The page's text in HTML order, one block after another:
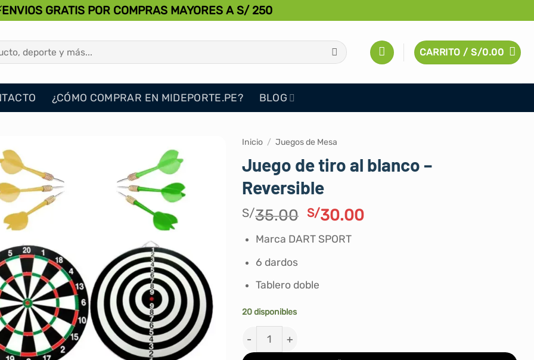
GRATIS POR COMPRAS MAYORES A S/ 250
CARRITO /S/0.00
¿CÓMO COMPRAR EN MIDEPORTE.PE? BLOG
Inicio / Juegos de Mesa
Juego de tiro al blanco –
Reversible
S/35.00 El
precio
original
S/35.00.
S/30.00El
Marca DART SPORT
6 dardos
Tablero doble
20 disponibles
Juego de tiro al blanco - Reversible cantidad